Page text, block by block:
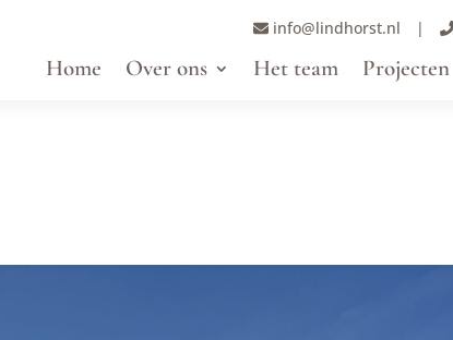
info@lindhorst.nl |
Home Over ons Het team Projecten